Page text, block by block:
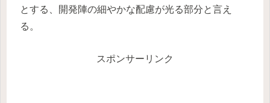
とする、開発陣の細やかな配慮が光る部分と言え
る。
スポンサーリンク